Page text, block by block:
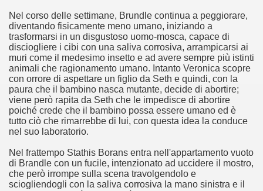
Nel corso delle settimane, Brundle continua a peggiorare,
diventando fisicamente meno umano, iniziando a
trasformarsi in un disgustoso uomo-mosca, capace di
disciogliere i cibi con una saliva corrosiva, arrampicarsi ai
muri come il medesimo insetto e ad avere sempre più istinti
animali che ragionamento umano. Intanto Veronica scopre
con orrore di aspettare un figlio da Seth e quindi, con la
paura che il bambino nasca mutante, decide di abortire;
viene però rapita da Seth che le impedisce di abortire
poiché crede che il bambino possa essere umano ed è
tutto ciò che rimarrebbe di lui, con questa idea la conduce
nel suo laboratorio.
Nel frattempo Stathis Borans entra nell'appartamento vuoto
di Brandle con un fucile, intenzionato ad uccidere il mostro,
che però irrompe sulla scena travolgendolo e
sciogliendogli con la saliva corrosiva la mano sinistra e il
e suspense a cui fa da sfondo il retroscena della
e suspense a cui fa da sfondo il retroscena della
Se Ti Piacciono nel mese di Settembre 2013.
Se Ti Piacciono nel mese di Dicembre 2013.
Scorsese